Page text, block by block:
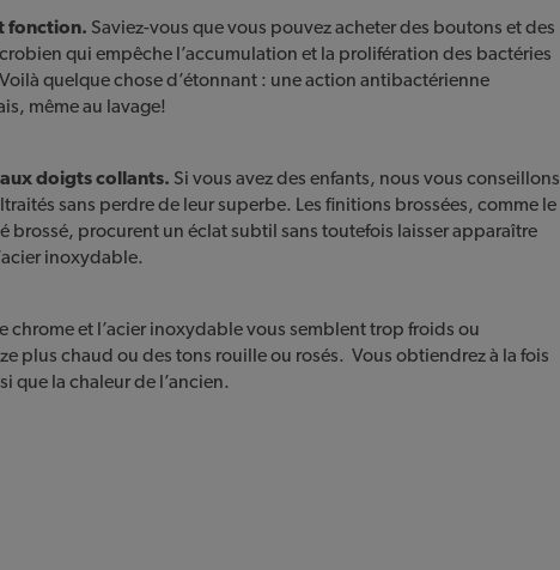
fonction. Saviez-vous que vous pouvez acheter des boutons et des
qui empêche l’accumulation et la prolifération des bactéries
quelque chose d’étonnant : une action antibactérienne
même au lavage!
doigts collants. Si vous avez des enfants, nous vous conseillons
sans perdre de leur superbe. Les finitions brossées, comme le
brossé, procurent un éclat subtil sans toutefois laisser apparaître
inoxydable.
chrome et l’acier inoxydable vous semblent trop froids ou
plus chaud ou des tons rouille ou rosés. Vous obtiendrez à la fois
que la chaleur de l’ancien.